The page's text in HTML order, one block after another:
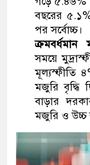
বছরের
পর সর্বোচ্চ।
ক্রমবর্ধমান
সময়ে
মূল্যস্ফীতি
মজুরি বৃদ্ধি
বাড়ার
মজুরি ও উচ্চ